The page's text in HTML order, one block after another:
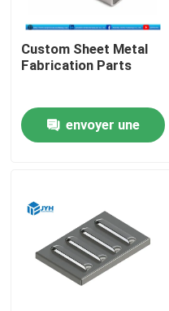
Services
Exposition de VR
Visite d'usine
Contrôle de qualité
Custom Sheet Metal
Fabrication Parts
envoyer une